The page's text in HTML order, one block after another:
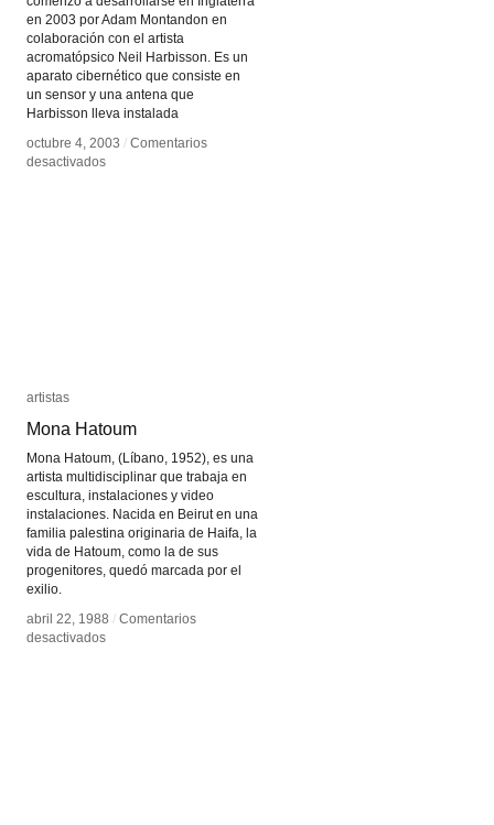
en 2003 por Adam Montandon en
colaboración con el artista
acromatópsico Neil Harbisson. Es un
aparato cibernético que consiste en
un sensor y una antena que
Harbisson lleva instalada
octubre 4, 2003 / Comentarios
desactivadosen
octubre 4, 2003 / Comentarios
desactivadosen
artistas
Mona Hatoum
Mona Hatoum, (Líbano, 1952), es una
artista multidisciplinar que trabaja en
escultura, instalaciones y video
instalaciones. Nacida en Beirut en una
familia palestina originaria de Haifa, la
vida de Hatoum, como la de sus
progenitores, quedó marcada por el
exilio.
abril 22, 1988 / Comentarios
desactivadosen
artistas
Mona Hatoum
abril 22, 1988 / Comentarios
desactivadosen